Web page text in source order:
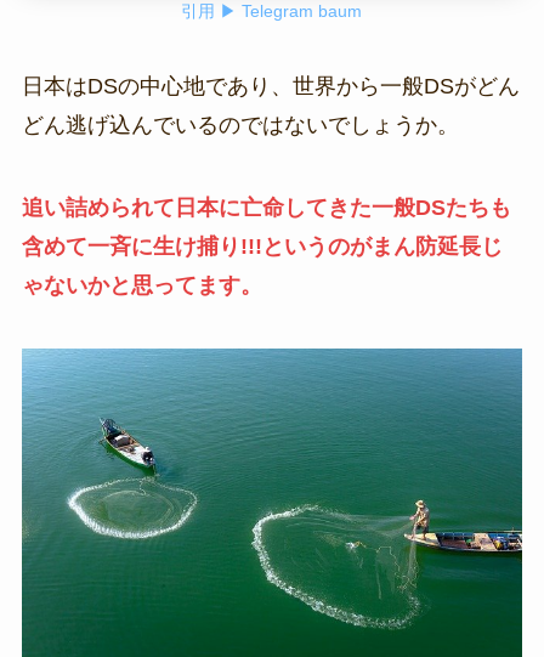
引用 ▶ Telegram baum
日本はDSの中心地であり、世界から一般DSがどん
どん逃げ込んでいるのではないでしょうか。
追い詰められて日本に亡命してきた一般DSたちも
含めて一斉に生け捕り!!!というのがまん防延長じ
ゃないかと思ってます。